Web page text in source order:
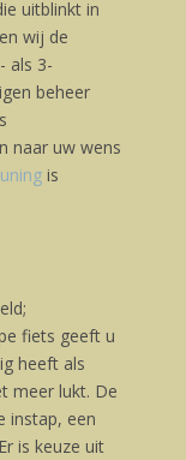
uitblinkt in
wij de
als 3-
beheer
naar uw wens
is
fiets geeft u
heeft als
meer lukt. De
instap, een
is keuze uit